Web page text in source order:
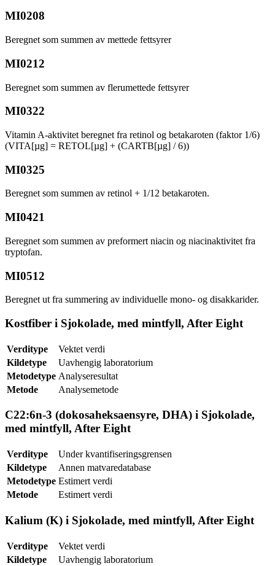
MI0208
Beregnet som summen av mettede fettsyrer
MI0212
Beregnet som summen av flerumettede fettsyrer
MI0322
Vitamin A-aktivitet beregnet fra retinol og betakaroten (faktor 1/6)
(VITA[µg] = RETOL[µg] + (CARTB[µg] / 6))
MI0325
Beregnet som summen av retinol + 1/12 betakaroten.
MI0421
Beregnet som summen av preformert niacin og niacinaktivitet fra
tryptofan.
MI0512
Beregnet ut fra summering av individuelle mono- og disakkarider.
Kostfiber i Sjokolade, med mintfyll, After Eight
Verditype
Vektet verdi
Kildetype
Uavhengig laboratorium
Metodetype Analyseresultat
Metode
Analysemetode
C22:6n-3 (dokosaheksaensyre, DHA) i Sjokolade,
med mintfyll, After Eight
Verditype
Under kvantifiseringsgrensen
Kildetype
Annen matvaredatabase
Metodetype Estimert verdi
Metode
Estimert verdi
Kalium (K) i Sjokolade, med mintfyll, After Eight
Verditype
Vektet verdi
Kildetype
Uavhengig laboratorium